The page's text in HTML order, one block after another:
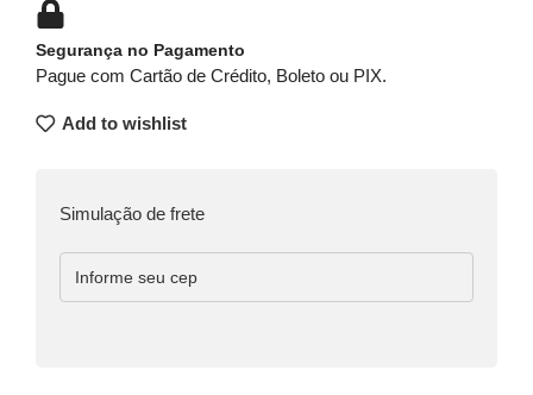
Segurança no Pagamento
Pague com Cartão de Crédito, Boleto ou PIX.
Add to wishlist
Simulação de frete